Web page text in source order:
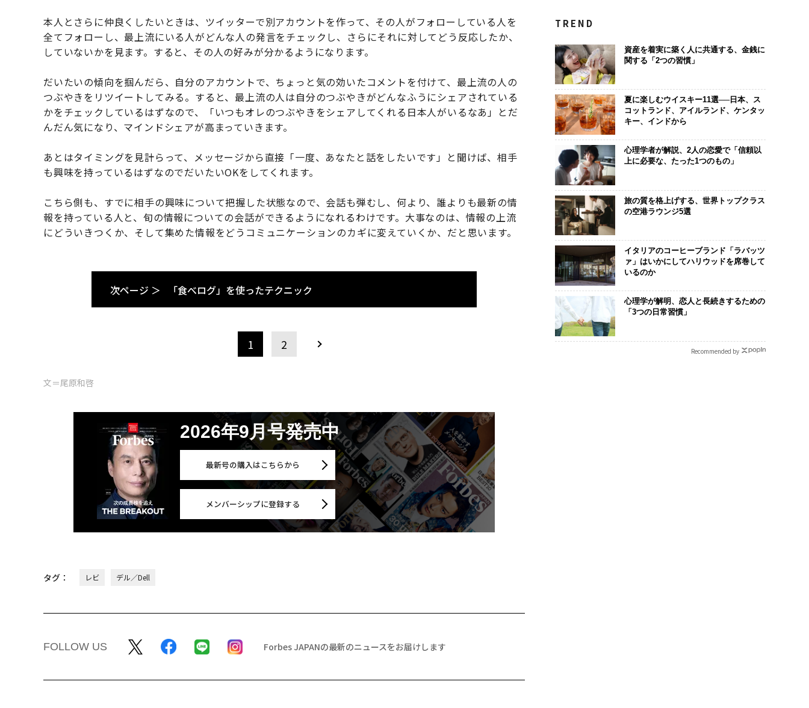
本人とさらに仲良くしたいときは、ツイッターで別アカウントを作って、その人がフォローしている人を
全てフォローし、最上流にいる人がどんな人の発言をチェックし、さらにそれに対してどう反応したか、
していないかを見ます。すると、その人の好みが分かるようになります。
だいたいの傾向を掴んだら、自分のアカウントで、ちょっと気の効いたコメントを付けて、最上流の人の
つぶやきをリツイートしてみる。すると、最上流の人は自分のつぶやきがどんなふうにシェアされている
かをチェックしているはずなので、「いつもオレのつぶやきをシェアしてくれる日本人がいるなあ」とだ
んだん気になり、マインドシェアが高まっていきます。
あとはタイミングを見計らって、メッセージから直接「一度、あなたと話をしたいです」と聞けば、相手
も興味を持っているはずなのでだいたいOKをしてくれます。
こちら側も、すでに相手の興味について把握した状態なので、会話も弾むし、何より、誰よりも最新の情
報を持っている人と、旬の情報についての会話ができるようになれるわけです。大事なのは、情報の上流
にどういきつくか、そして集めた情報をどうコミュニケーションのカギに変えていくか、だと思います。
次ページ ＞ 「食べログ」を使ったテクニック
1 2
文＝尾原和啓
2026年9月号発売中
最新号の購入はこちらから
メンバーシップに登録する
タグ： レビ デル／Dell
FOLLOW US Forbes JAPANの最新のニュースをお届けします
TREND
資産を着実に築く人に共通する、金銭に
関する「2つの習慣」
夏に楽しむウイスキー11選──日本、ス
コットランド、アイルランド、ケンタッ
キー、インドから
心理学者が解説、2人の恋愛で「信頼以
上に必要な、たった1つのもの」
旅の質を格上げする、世界トップクラス
の空港ラウンジ5選
イタリアのコーヒーブランド「ラバッツ
ァ」はいかにしてハリウッドを席巻して
いるのか
心理学が解明、恋人と長続きするための
「3つの日常習慣」
Recommended by